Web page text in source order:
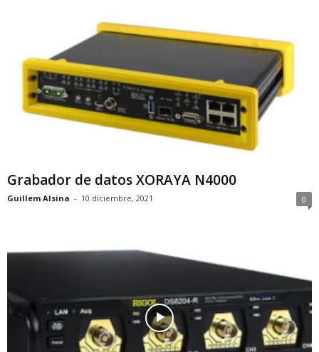
Grabador de datos XORAYA N4000
Guillem Alsina - 10 diciembre, 2021 0